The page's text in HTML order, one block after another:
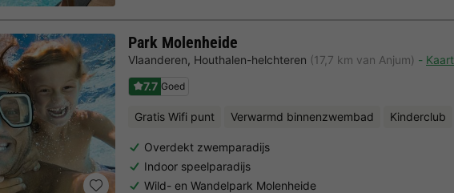
Park Molenheide
Vlaanderen, Houthalen-helchteren (17,7 km van Anjum)
Kaart
7.7 Goed
Gratis Wifi punt Verwarmd binnenzwembad Kinderclub
Overdekt zwemparadijs
Indoor speelparadijs
Wild- en Wandelpark Molenheide